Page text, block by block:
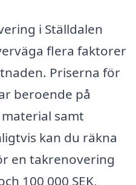
i Ställdalen
flera faktorer
Priserna för
beroende på
samt
kan du räkna
en takrenovering
100 000 SEK,